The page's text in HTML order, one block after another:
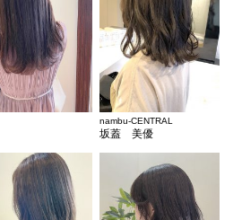
nambu-CENTRAL
坂蓋 美優